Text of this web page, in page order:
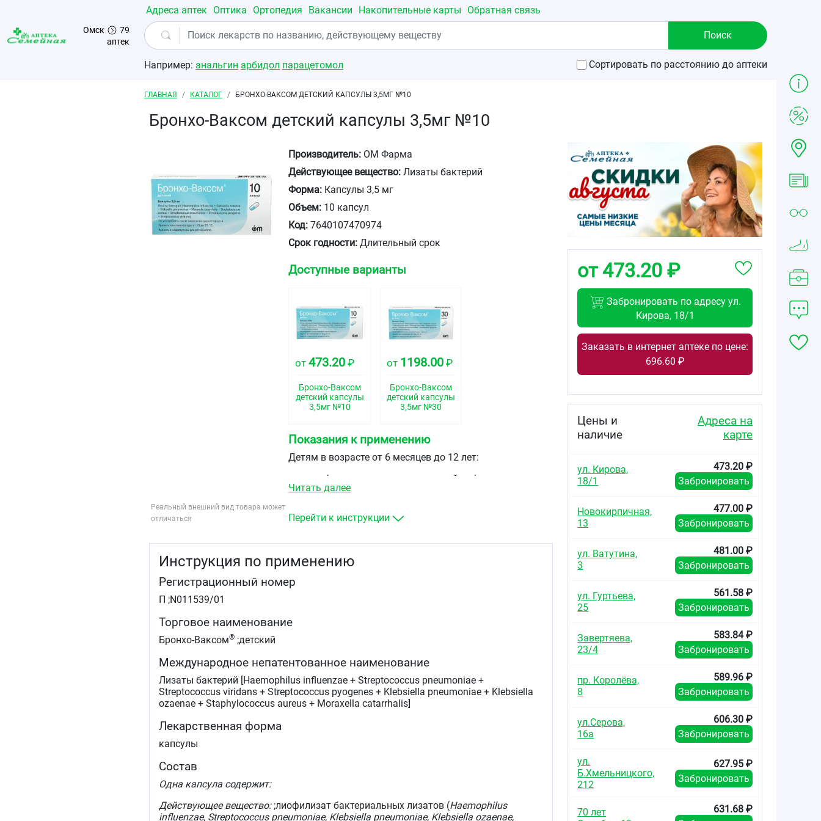
Перейти к основному содержанию
Омск
79
аптек
Адреса аптек Оптика Ортопедия Вакансии Накопительные карты Обратная связь
Например: анальгин арбидол парацетомол Сортировать по расстоянию до аптеки
Строка навигации
ГЛАВНАЯ КАТАЛОГ БРОНХО-ВАКСОМ ДЕТСКИЙ КАПСУЛЫ 3,5МГ №10
Бронхо-Ваксом детский капсулы 3,5мг №10
Реальный внешний вид товара может
отличаться
Производитель: ОМ Фарма
Действующее вещество: Лизаты бактерий
Форма: Капсулы 3,5 мг
Объем: 10 капсул
Код: 7640107470974
Срок годности: Длительный срок
Доступные варианты
от473.20 ₽
Бронхо-Ваксом
детский капсулы
3,5мг №10
от 1198.00₽
Бронхо-Ваксом
детский капсулы
3,5мг №30
Показания к применению
Детям в возрасте от 6 месяцев до 12 лет:
профилактика рецидивирующей инфекции
дыхательных путей и обострений хронического
лечение острых инфекций дыхательных путей (в
составе комплексной терапии).
Читать далее
Перейти к инструкции
Инструкция по применению
Регистрационный номер
П ;N011539/01
Торговое наименование
Бронхо-Ваксом® ;детский
Международное непатентованное наименование
Лизаты бактерий [Haemophilus influenzae + Streptococcus pneumoniae +
Streptococcus viridans + Streptococcus pyogenes + Klebsiella pneumoniae + Klebsiella
ozaenae + Staphylococcus aureus + Moraxella catarrhalis]
Лекарственная форма
капсулы
Состав
Одна капсула содержит:
Действующее вещество:;лиофилизат бактериальных лизатов (Haemophilus
influenzae, Streptococcus pneumoniae, Klebsiella pneumoniae, Klebsiella ozaenae,
от 473.20 ₽
Забронировать по адресу ул.
Кирова, 18/1
Заказать в интернет аптеке по цене:
696.60 ₽
Цены и
наличие
Адреса на
карте
ул. Кирова,
18/1
473.20 ₽
Забронировать
Новокирпичная,
13
477.00 ₽
Забронировать
ул. Ватутина,
3
481.00 ₽
Забронировать
ул. Гуртьева,
25
561.58 ₽
Забронировать
Завертяева,
23/4
583.84 ₽
Забронировать
пр. Королёва,
8
589.96 ₽
Забронировать
ул.Серова,
16а
606.30 ₽
Забронировать
ул.
Б.Хмельницкого,
212
627.95 ₽
Забронировать
70 лет
631.68 ₽